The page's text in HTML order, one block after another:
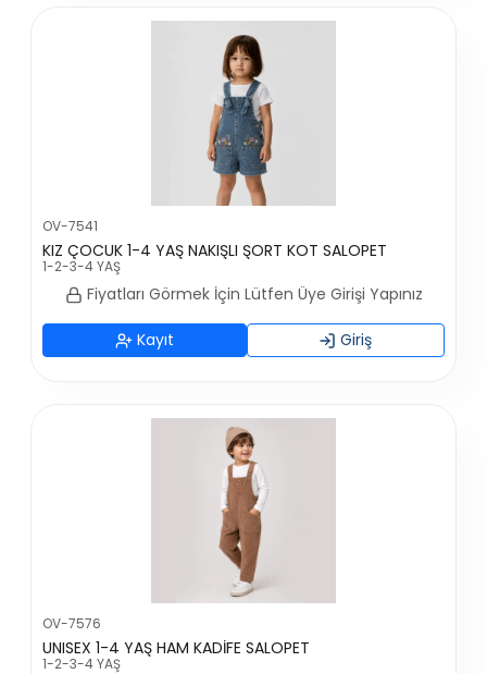
OV-7541
KIZ ÇOCUK 1-4 YAŞ NAKIŞLI ŞORT KOT SALOPET
1-2-3-4 YAŞ
Fiyatları Görmek İçin Lütfen Üye Girişi Yapınız
Kayıt Giriş
OV-7576
UNISEX 1-4 YAŞ HAM KADİFE SALOPET
1-2-3-4 YAŞ